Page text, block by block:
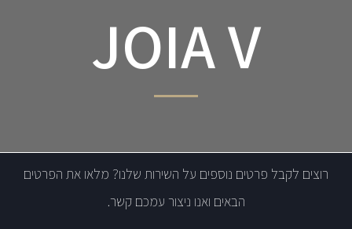
JOIA V
רוצים לקבל פרטים נוספים על השירות שלנו? מלאו את הפרטים
הבאים ואנו ניצור עמכם קשר.